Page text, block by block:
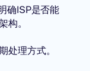
确ISP是否能
构。
处理方式。